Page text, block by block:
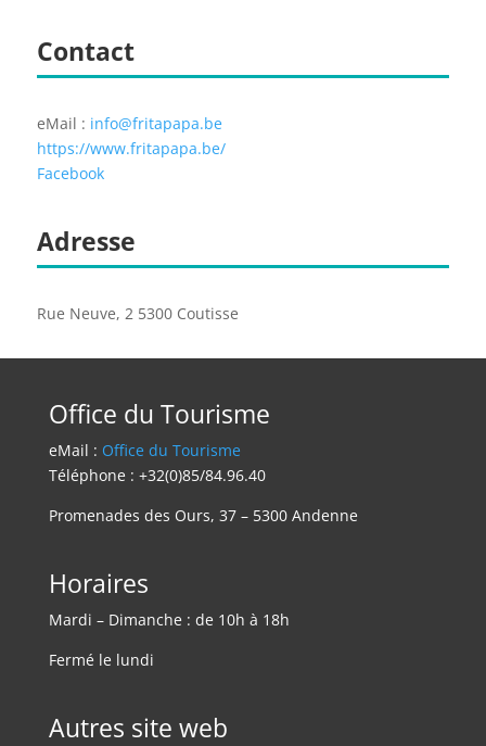
Contact
eMail : info@fritapapa.be
https://www.fritapapa.be/
Facebook
Adresse
Rue Neuve, 2 5300 Coutisse
Office du Tourisme
eMail : Office du Tourisme
Téléphone : +32(0)85/84.96.40
Promenades des Ours, 37 – 5300 Andenne
Horaires
Mardi – Dimanche : de 10h à 18h
Fermé le lundi
Autres site web